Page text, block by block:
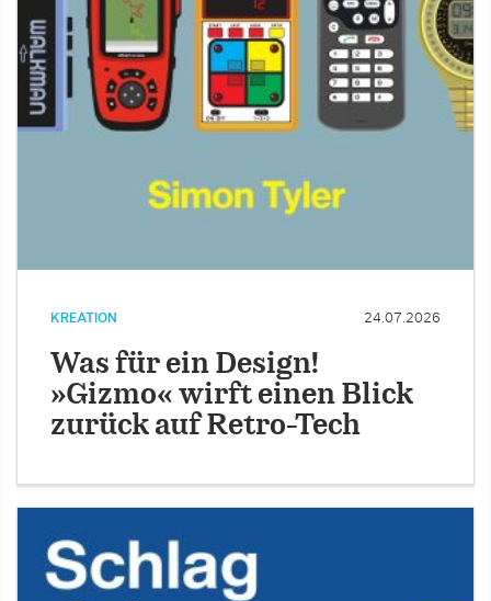
KREATION 24.07.2026
Was für ein Design!
»Gizmo« wirft einen Blick
zurück auf Retro-Tech